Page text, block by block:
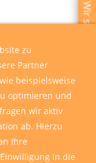
Wir sind für Sie da
zu
Partner
beispielsweise
optimieren und
wir aktiv
ab. Hierzu
Ihre
in die